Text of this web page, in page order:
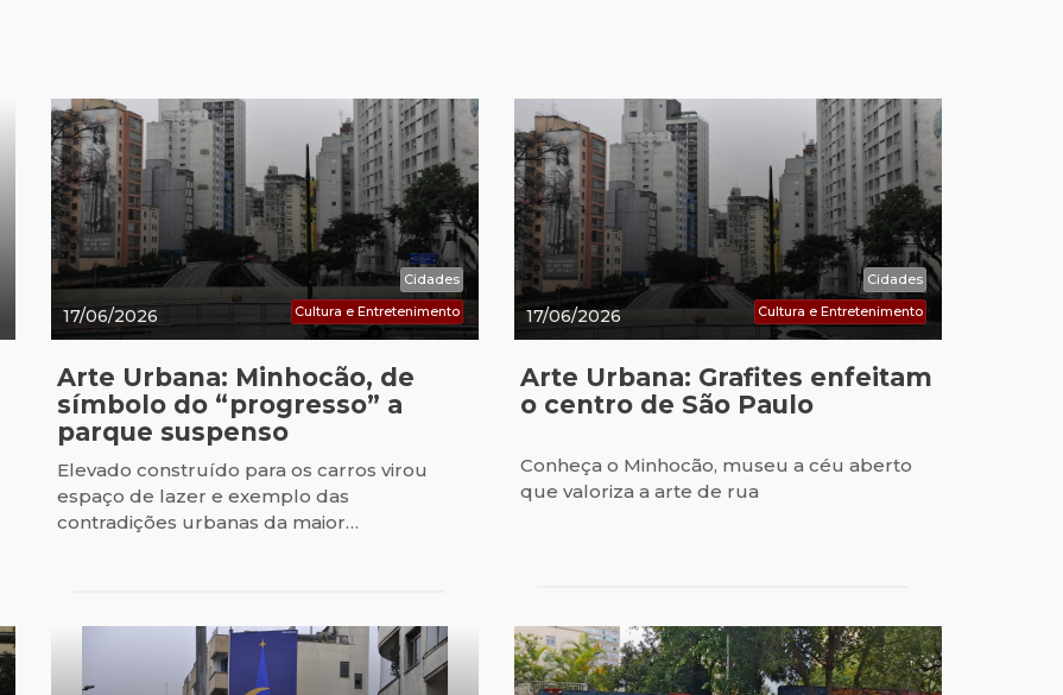
17/06/2026
Cidades
Cultura e Entretenimento
Arte Urbana: Minhocão, de
símbolo do “progresso” a
parque suspenso
Elevado construído para os carros virou
espaço de lazer e exemplo das
contradições urbanas da maior…
17/06/2026
Cidades
Cultura e Entretenimento
Arte Urbana: Grafites enfeitam
o centro de São Paulo
Conheça o Minhocão, museu a céu aberto
que valoriza a arte de rua